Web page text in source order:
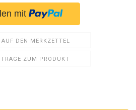
AUF DEN MERKZETTEL
FRAGE ZUM PRODUKT